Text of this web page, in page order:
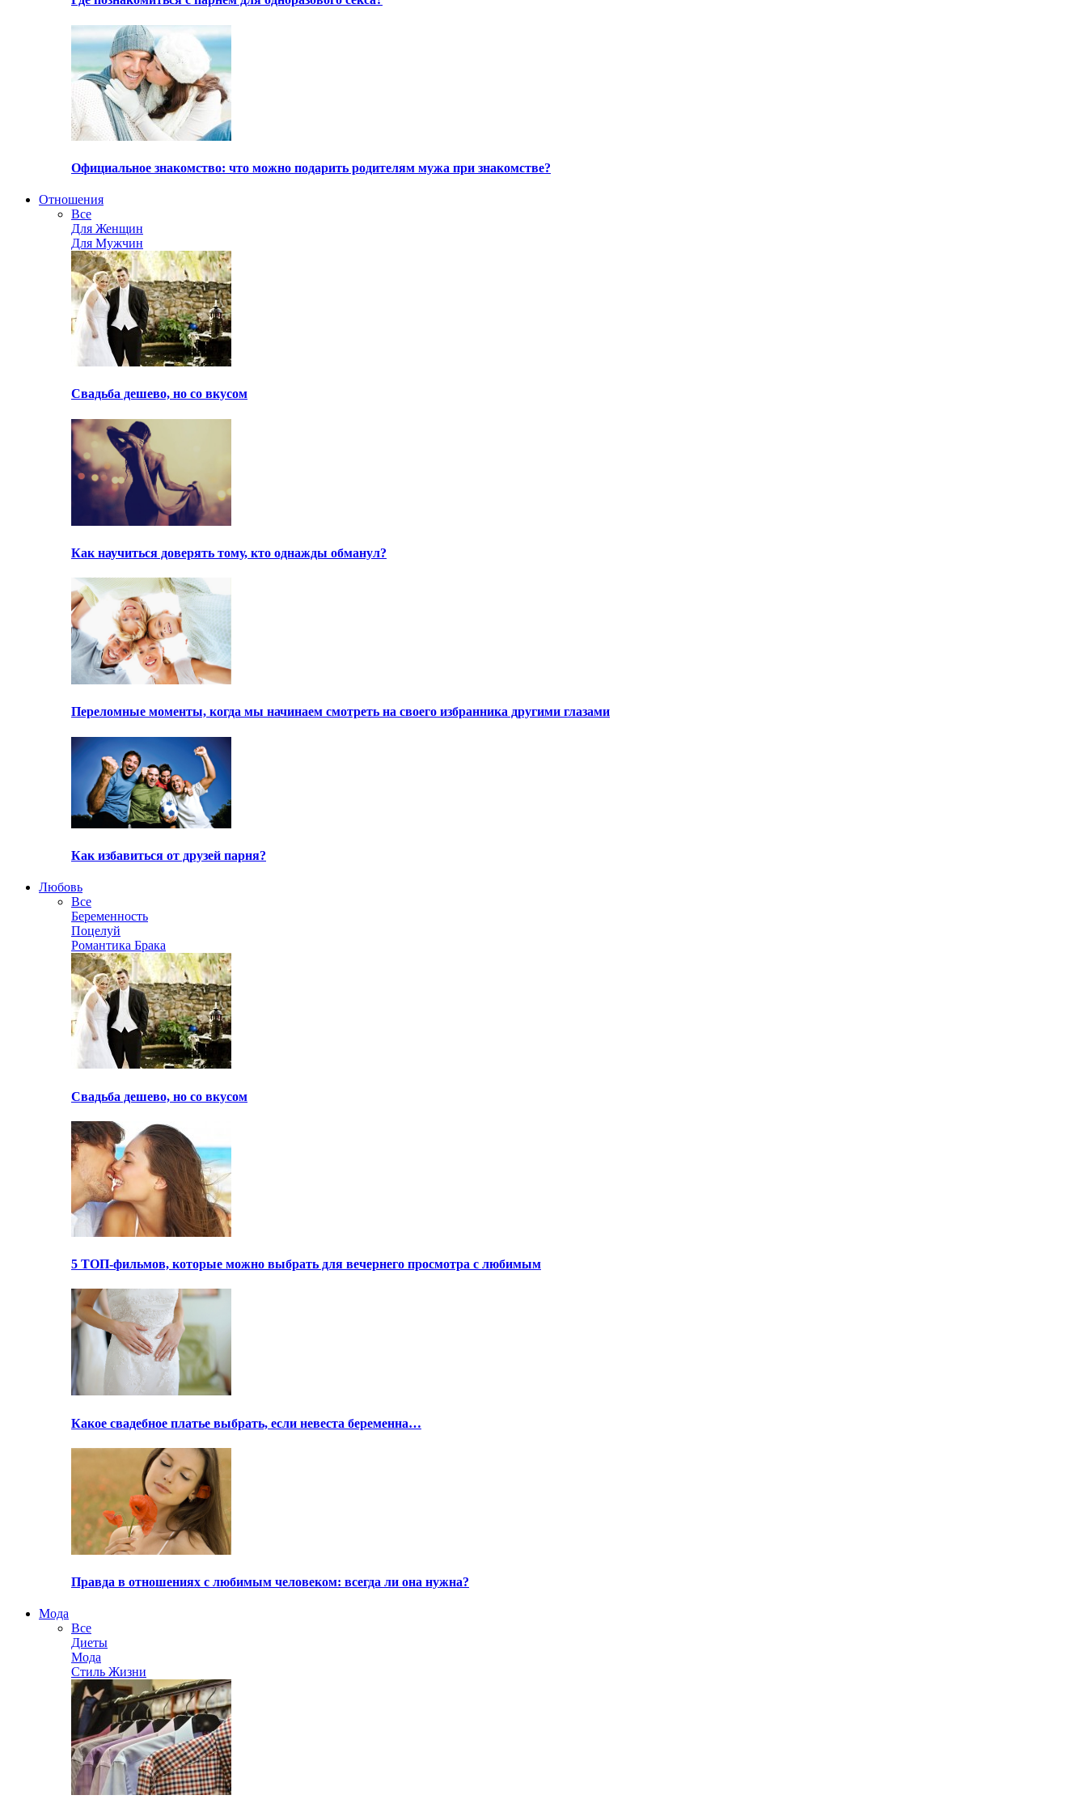
Официальное знакомство: что можно подарить родителям мужа при знакомстве?
Отношения
Все
Для Женщин
Для Мужчин
Свадьба дешево, но со вкусом
Как научиться доверять тому, кто однажды обманул?
Переломные моменты, когда мы начинаем смотреть на своего избранника другими глазами
Как избавиться от друзей парня?
Любовь
Все
Беременность
Поцелуй
Романтика Брака
Свадьба дешево, но со вкусом
5 ТОП-фильмов, которые можно выбрать для вечернего просмотра с любимым
Какое свадебное платье выбрать, если невеста беременна…
Правда в отношениях с любимым человеком: всегда ли она нужна?
Мода
Все
Диеты
Мода
Стиль Жизни